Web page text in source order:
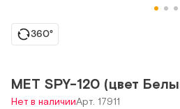
360°
МЕТ SPY-120 (цвет
Нет в наличииАрт. 17911